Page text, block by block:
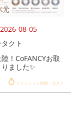
2026-08-05
クト
！CoFANCYお取
ました✨
ファッション雑貨・コスメ